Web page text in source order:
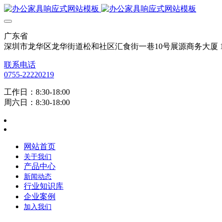
广东省
深圳市龙华区龙华街道松和社区汇食街一巷10号展源商务大厦
联系电话
0755-22220219
工作日：8:30-18:00
周六日：8:30-18:00
网站首页
关于我们
产品中心
新闻动态
行业知识库
企业案例
加入我们